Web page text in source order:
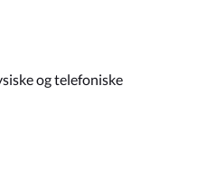
og telefoniske